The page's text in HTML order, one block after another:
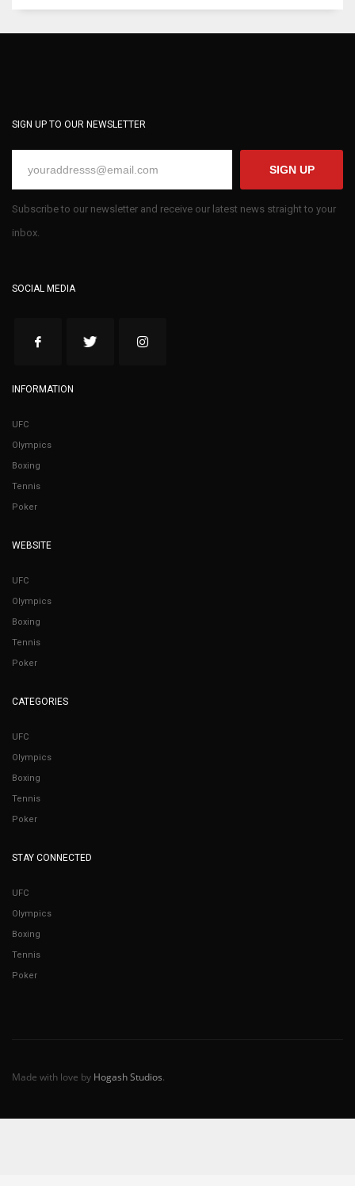
SIGN UP TO OUR NEWSLETTER
SIGN UP
Subscribe to our newsletter and receive our latest news straight to your
inbox.
SOCIAL MEDIA
INFORMATION
UFC
Olympics
Boxing
Tennis
Poker
WEBSITE
UFC
Olympics
Boxing
Tennis
Poker
CATEGORIES
UFC
Olympics
Boxing
Tennis
Poker
STAY CONNECTED
UFC
Olympics
Boxing
Tennis
Poker
Made with love by Hogash Studios.